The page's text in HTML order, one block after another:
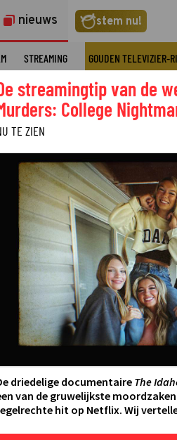
nieuws stem nu!
STREAMING GOUDEN TELEVIZIER-
King Arthur: Legend
16:45·LAATSTE UPDATE: 09-01-26
streamingtip van de
College
TE ZIEN
driedelige documentaire The
van de gruwelijkste
hit op Netflix. Wij